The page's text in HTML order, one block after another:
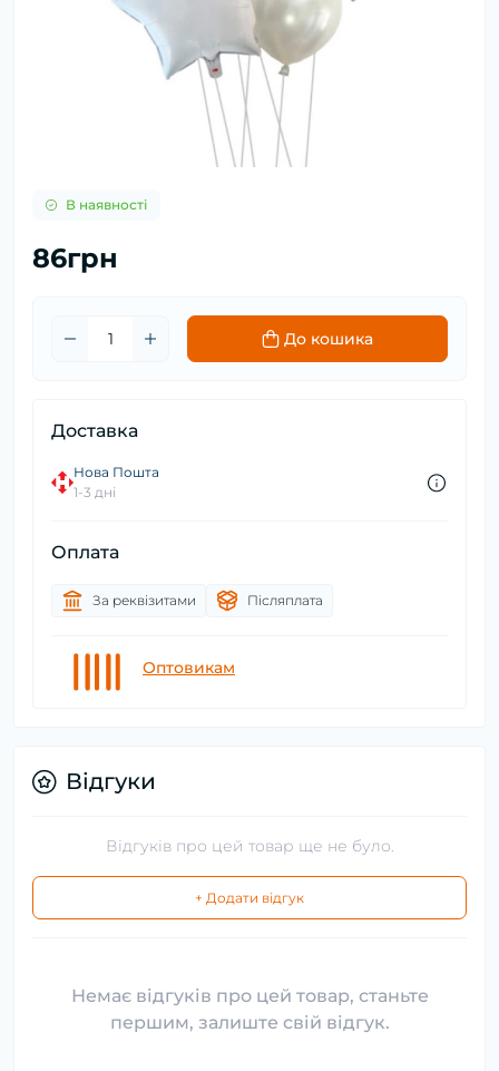
В наявності
86грн
До кошика
Доставка
Нова Пошта
1-3 дні
Оплата
За реквізитами Післяплата
Оптовикам
Відгуки
Відгуків про цей товар ще не було.
+ Додати відгук
Немає відгуків про цей товар, станьте
першим, залиште свій відгук.